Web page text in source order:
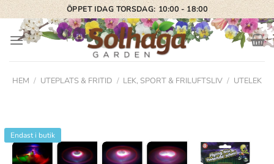
Skip
to
content
ÖPPET IDAG TORSDAG: 10:00 - 18:00
HEM / UTEPLATS & FRITID / LEK, SPORT & FRILUFTSLIV / UTELEK
Endast i butik